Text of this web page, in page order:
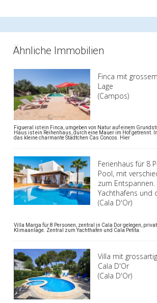
Ähnliche Immobilien
Finca mit
Lage
(Campos)
Figueral ist ein Finca, umgeben von Natur auf einem
Haus ist ein Reihenhaus, durch eine Mauer im Hof getrennt.
das kleine charmante Städtchen Cas Concos. Hier
Ferienhaus für 8
Pool, mit
zum
Yachthafens und
(Cala D'Or)
Villa Marga für 8 Personen, zentral in Cala Dor gelegen,
Klimaanlage. Zentral zum Yachthafen und Cala Petita.
Villa mit
Cala D'Or
(Cala D'Or)